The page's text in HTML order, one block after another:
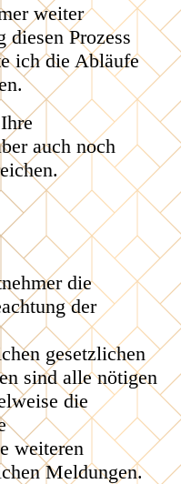
weiter
Prozess
ich die Abläufe
auch noch
die
der
gesetzlichen
sind alle nötigen
die
weiteren
Meldungen.